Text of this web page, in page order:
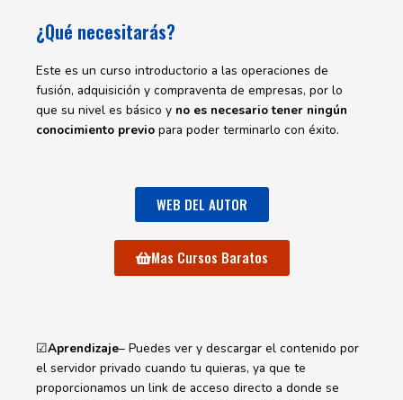
¿Qué necesitarás?
Este es un curso introductorio a las operaciones de
fusión, adquisición y compraventa de empresas, por lo
que su nivel es básico y no es necesario tener ningún
conocimiento previo para poder terminarlo con éxito.
WEB DEL AUTOR
Mas Cursos Baratos
☑Aprendizaje– Puedes ver y descargar el contenido por
el servidor privado cuando tu quieras, ya que te
proporcionamos un link de acceso directo a donde se